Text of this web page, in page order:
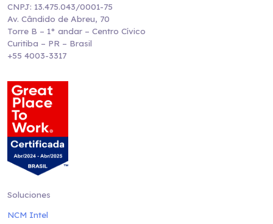
CNPJ: 13.475.043/0001-75
Av. Cândido de Abreu, 70
Torre B – 1° andar – Centro Cívico
Curitiba – PR – Brasil
+55 4003-3317
Soluciones
NCM Intel